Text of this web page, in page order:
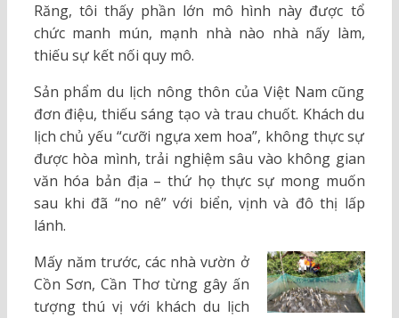
Răng, tôi thấy phần lớn mô hình này được tổ
chức manh mún, mạnh nhà nào nhà nấy làm,
thiếu sự kết nối quy mô.
Sản phẩm du lịch nông thôn của Việt Nam cũng
đơn điệu, thiếu sáng tạo và trau chuốt. Khách du
lịch chủ yếu “cưỡi ngựa xem hoa”, không thực sự
được hòa mình, trải nghiệm sâu vào không gian
văn hóa bản địa – thứ họ thực sự mong muốn
sau khi đã “no nê” với biển, vịnh và đô thị lấp
lánh.
Mấy năm trước, các nhà vườn ở
Cồn Sơn, Cần Thơ từng gây ấn
tượng thú vị với khách du lịch